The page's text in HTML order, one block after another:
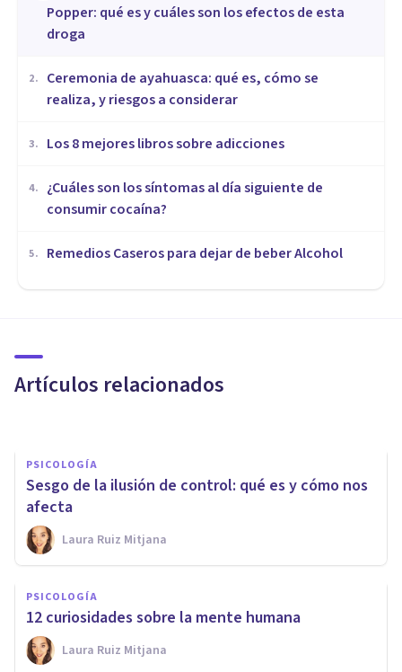
Popper: qué es y cuáles son los efectos de esta
droga
2.
Ceremonia de ayahuasca: qué es, cómo se
realiza, y riesgos a considerar
3. Los 8 mejores libros sobre adicciones
4.
¿Cuáles son los síntomas al día siguiente de
consumir cocaína?
5. Remedios Caseros para dejar de beber Alcohol
Artículos relacionados
Hachís a corto y largo plazo
PSICOLOGÍA
Sesgo de la ilusión de control: qué es y cómo nos
afecta
Laura Ruiz Mitjana
PSICOLOGÍA
12 curiosidades sobre la mente humana
Laura Ruiz Mitjana
5 grandes mitos sobre el
cannabis